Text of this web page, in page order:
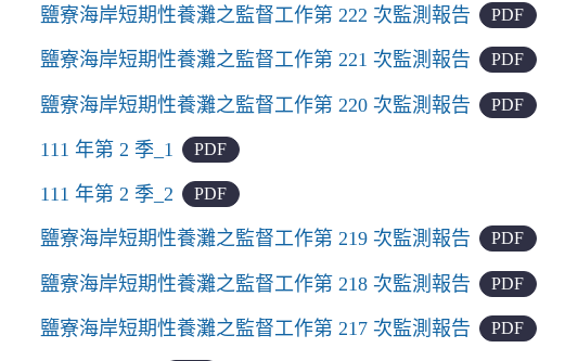
鹽寮海岸短期性養灘之監督工作第 222 次監測報告 PDF
鹽寮海岸短期性養灘之監督工作第 221 次監測報告 PDF
鹽寮海岸短期性養灘之監督工作第 220 次監測報告 PDF
111 年第 2 季_1 PDF
111 年第 2 季_2 PDF
鹽寮海岸短期性養灘之監督工作第 219 次監測報告 PDF
鹽寮海岸短期性養灘之監督工作第 218 次監測報告 PDF
鹽寮海岸短期性養灘之監督工作第 217 次監測報告 PDF